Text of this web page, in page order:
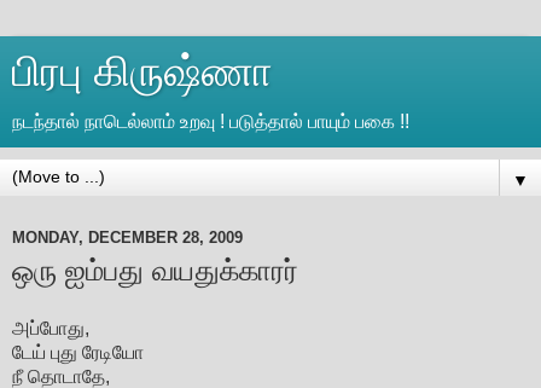
பிரபு கிருஷ்ணா
நடந்தால் நாடெல்லாம் உறவு ! படுத்தால் பாயும் பகை !!
▼
MONDAY, DECEMBER 28, 2009
ஒரு ஐம்பது வயதுக்காரர்
அப்போது,
டேய் புது ரேடியோ
நீ தொடாதே,